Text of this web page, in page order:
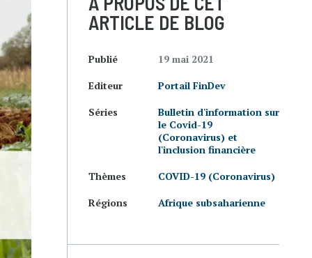
ARTICLE DE BLOG
Publié
19 mai 2021
Editeur
Portail FinDev
Séries
Bulletin d'information sur
le Covid-19
(Coronavirus) et
l'inclusion financière
Thèmes
COVID-19 (Coronavirus)
Régions
Afrique subsaharienne